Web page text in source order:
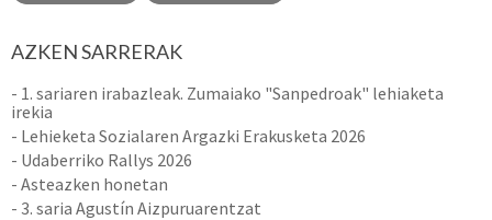
AZKEN SARRERAK
- 1. sariaren irabazleak. Zumaiako "Sanpedroak" lehiaketa
irekia
- Lehieketa Sozialaren Argazki Erakusketa 2026
- Udaberriko Rallys 2026
- Asteazken honetan
- 3. saria Agustín Aizpuruarentzat